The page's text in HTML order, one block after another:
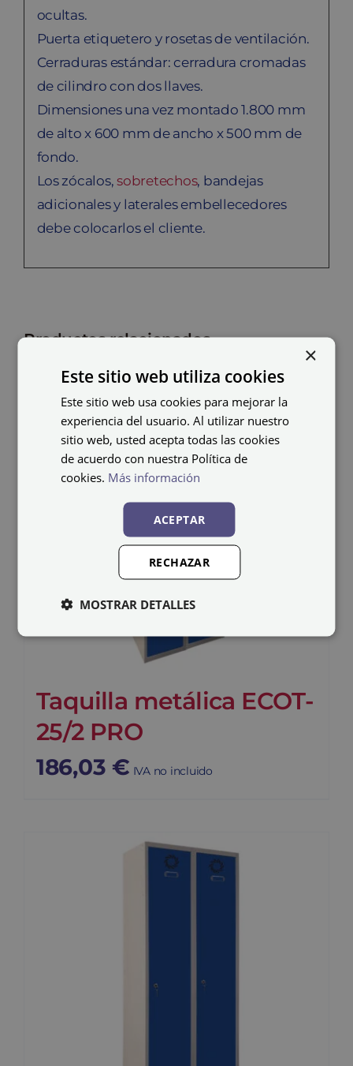
ocultas.
Puerta etiquetero y rosetas de ventilación.
Cerraduras estándar: cerradura cromadas
de cilindro con dos llaves.
Dimensiones una vez montado 1.800 mm
de alto x 600 mm de ancho x 500 mm de
fondo.
Los zócalos,sobretechos, bandejas
adicionales y laterales embellecedores
debe colocarlos el cliente.
Productos relacionados
Taquilla metálica ECOT-
25/2 PRO
186,03 € IVA no incluido
×
Este sitio web utiliza cookies
Este sitio web usa cookies para mejorar la
experiencia del usuario. Al utilizar nuestro
sitio web, usted acepta todas las cookies
de acuerdo con nuestra Política de
cookies. Más información
ACEPTAR
RECHAZAR
MOSTRAR DETALLES